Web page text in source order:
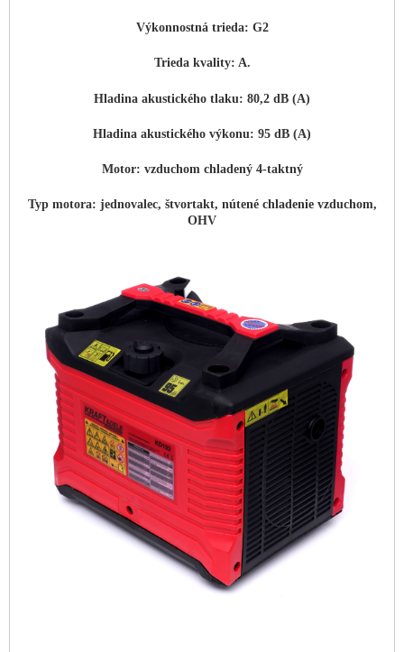
Výkonnostná trieda: G2
Trieda kvality: A.
Hladina akustického tlaku: 80,2 dB (A)
Hladina akustického výkonu: 95 dB (A)
Motor: vzduchom chladený 4-taktný
Typ motora: jednovalec, štvortakt, nútené chladenie vzduchom,
OHV